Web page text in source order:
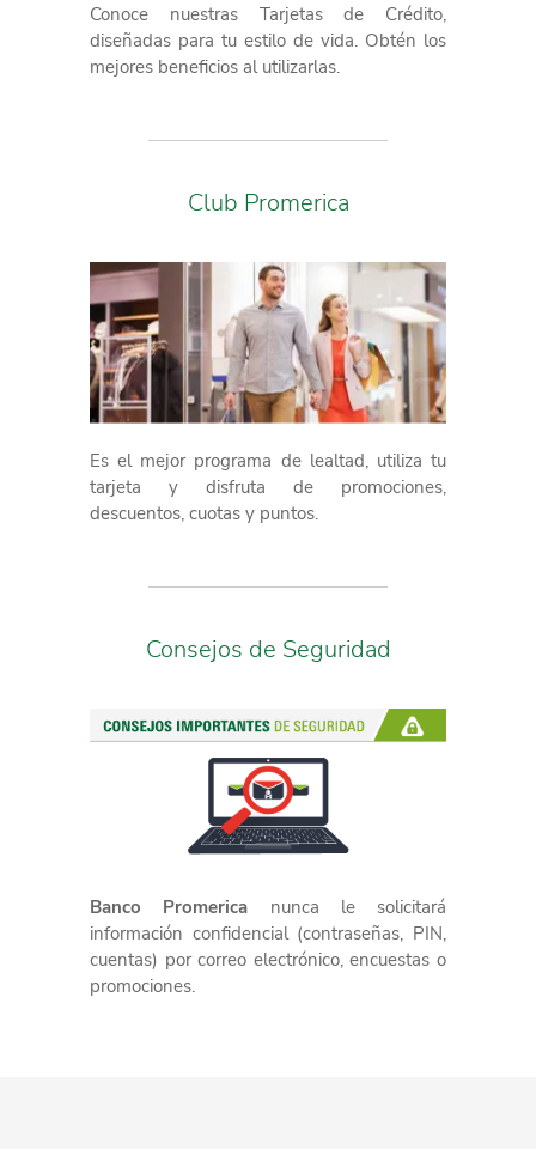
Conoce nuestras Tarjetas de Crédito,
diseñadas para tu estilo de vida. Obtén los
mejores beneficios al utilizarlas.
Club Promerica
Es el mejor programa de lealtad, utiliza tu
tarjeta y disfruta de promociones,
descuentos, cuotas y puntos.
Consejos de Seguridad
Banco Promerica nunca le solicitará
información confidencial (contraseñas, PIN,
cuentas) por correo electrónico, encuestas o
promociones.